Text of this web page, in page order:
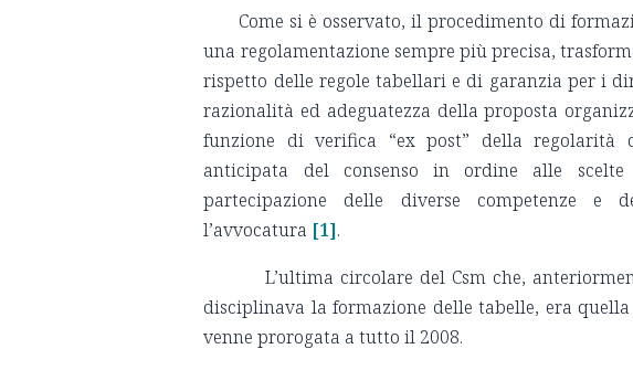
Come si è osservato, il procedimento di
una regolamentazione sempre più precisa,
rispetto delle regole tabellari e di garanzia per i
razionalità ed adeguatezza della proposta
funzione di verifica “ex post” della regolarità
anticipata del consenso in ordine alle
partecipazione delle diverse competenze
l’avvocatura [1].
L’ultima circolare del Csm che,
disciplinava la formazione delle tabelle, era
venne prorogata a tutto il 2008.